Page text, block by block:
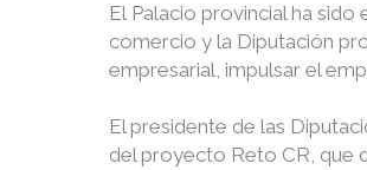
El Palacio provincial ha
comercio y la Diputación
empresarial, impulsar el
El presidente de las
del proyecto Reto CR, que